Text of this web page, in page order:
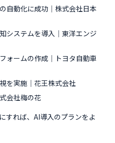
自動化に成功｜株式会社日本
システムを導入｜東洋エンジ
ォームの作成｜トヨタ自動車
を実施｜花王株式会社
会社梅の花
すれば、AI導入のプランをよ